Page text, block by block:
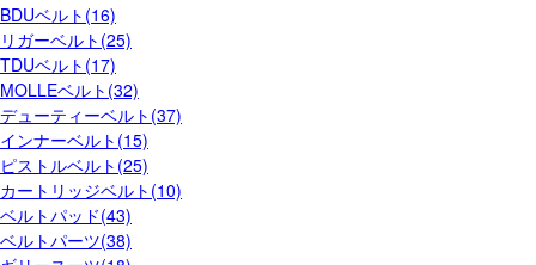
BDUベルト(16)
リガーベルト(25)
TDUベルト(17)
MOLLEベルト(32)
デューティーベルト(37)
インナーベルト(15)
ピストルベルト(25)
カートリッジベルト(10)
ベルトパッド(43)
ベルトパーツ(38)